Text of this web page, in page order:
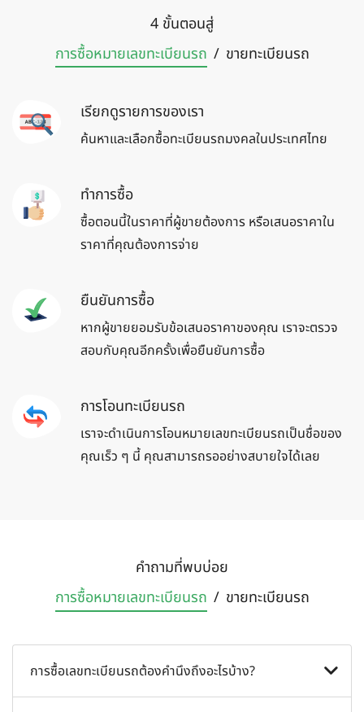
4 ขั้นตอนสู่
การซื้อหมายเลขทะเบียนรถ / ขายทะเบียนรถ
เรียกดูรายการของเรา
ค้นหาและเลือกซื้อทะเบียนรถมงคลในประเทศไทย
ทำการซื้อ
ซื้อตอนนี้ในราคาที่ผู้ขายต้องการ หรือเสนอราคาใน
ราคาที่คุณต้องการจ่าย
ยืนยันการซื้อ
หากผู้ขายยอมรับข้อเสนอราคาของคุณ เราจะตรวจ
สอบกับคุณอีกครั้งเพื่อยืนยันการซื้อ
การโอนทะเบียนรถ
เราจะดำเนินการโอนหมายเลขทะเบียนรถเป็นชื่อของ
คุณเร็ว ๆ นี้ คุณสามารถรออย่างสบายใจได้เลย
คำถามที่พบบ่อย
การซื้อหมายเลขทะเบียนรถ / ขายทะเบียนรถ
การซื้อเลขทะเบียนรถต้องคำนึงถึงอะไรบ้าง?